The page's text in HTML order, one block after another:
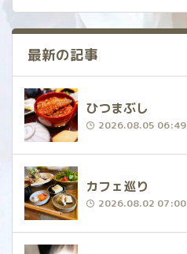
最新の記事
ひつまぶし
2026.08.05 06:49
カフェ巡り
2026.08.02 07:00